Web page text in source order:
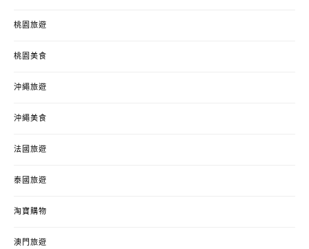
桃園旅遊
桃園美食
沖繩旅遊
沖繩美食
法國旅遊
泰國旅遊
淘寶購物
澳門旅遊